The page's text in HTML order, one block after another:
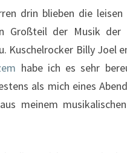
drin blieben die
der Musik der
Kuschelrocker Billy Joel
habe ich es sehr
als mich eines
meinem